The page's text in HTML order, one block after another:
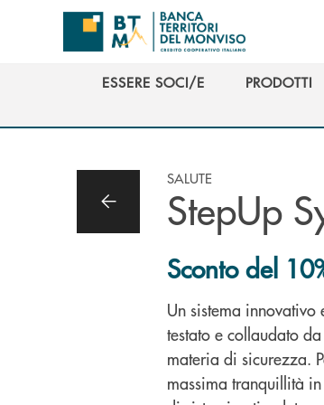
Salta al contenuto principale
ESSERE SOCI/E
PRODOTTI
SALUTE
StepUp
Sconto del
Un sistema innovativo
testato e collaudato
materia di sicurezza.
massima tranquillità